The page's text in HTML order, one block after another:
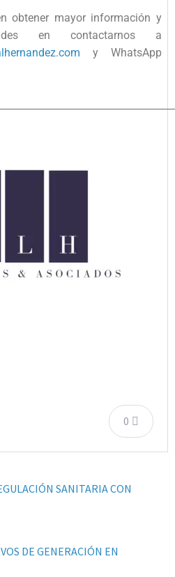
obtener mayor información y
en contactarnos a
y WhatsApp
0
SANITARIA CON
DE GENERACIÓN EN